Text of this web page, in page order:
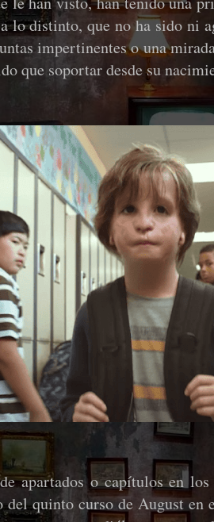
lo distinto, que no ha sido ni
impertinentes o una
que soportar desde su
apartados o capítulos en
quinto curso de August en